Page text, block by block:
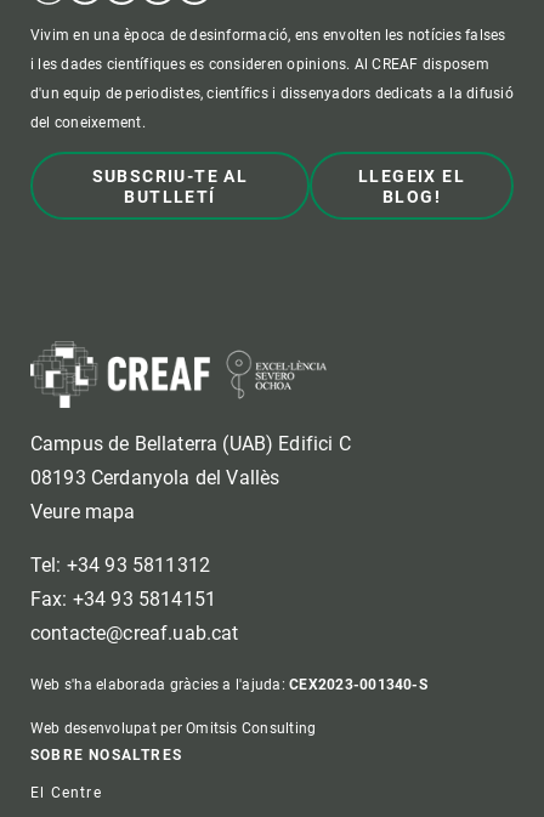
Vivim en una època de desinformació, ens envolten les notícies falses
i les dades científiques es consideren opinions. Al CREAF disposem
d'un equip de periodistes, científics i dissenyadors dedicats a la difusió
del coneixement.
SUBSCRIU-TE AL
BUTLLETÍ
LLEGEIX EL
BLOG!
Campus de Bellaterra (UAB) Edifici C
08193 Cerdanyola del Vallès
Veure mapa
Tel: +34 93 5811312
Fax: +34 93 5814151
contacte@creaf.uab.cat
Web s'ha elaborada gràcies a l'ajuda:CEX2023-001340-S
Web desenvolupat per Omitsis Consulting
Footer
SOBRE NOSALTRES
El Centre